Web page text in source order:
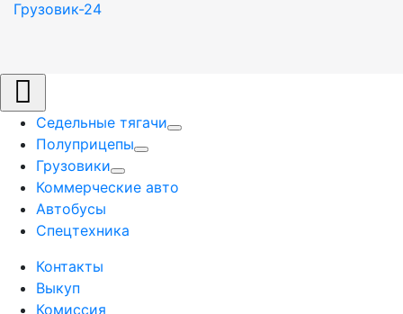
Грузовик-24
Седельные тягачи
Полуприцепы
Грузовики
Коммерческие авто
Автобусы
Спецтехника
Контакты
Выкуп
Комиссия